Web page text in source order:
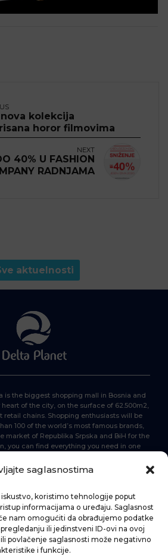
saglasnostima
iskustvo, koristimo tehnologije poput
informacijama o uređaju. Saglasnost
nam omogućiti da obrađujemo podatke
ili jedinstveni ID-ovi na ovoj
povlačenje saglasnosti može negativno
i funkcije.
nova kolekcija
horor filmovima
NEXT
40% U FASHION
RADNJAMA
aktuelnosti
is the biggest shopping mall in Bosnia and
of the city, on the surface of 62.500m2,
retail chains. Shopping enthusiasts will be
100 of the world’s most famous brands,
market of Republika Srpska and BiH for the
you can find everything you need in one
HOME
SHOPPING
NEWS